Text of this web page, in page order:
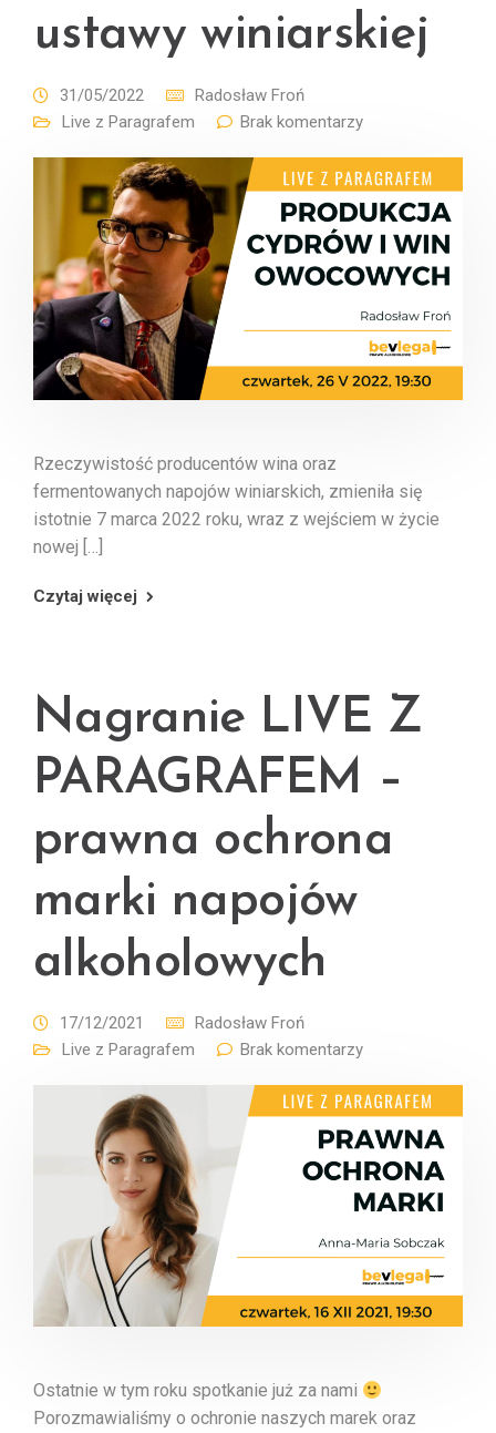
ustawy winiarskiej
31/05/2022
Radosław Froń
Live z Paragrafem
Brak komentarzy
Rzeczywistość producentów wina oraz
fermentowanych napojów winiarskich, zmieniła się
istotnie 7 marca 2022 roku, wraz z wejściem w życie
nowej […]
Czytaj więcej
Nagranie LIVE Z
PARAGRAFEM –
prawna ochrona
marki napojów
alkoholowych
17/12/2021
Radosław Froń
Live z Paragrafem
Brak komentarzy
Ostatnie w tym roku spotkanie już za nami
Porozmawialiśmy o ochronie naszych marek oraz